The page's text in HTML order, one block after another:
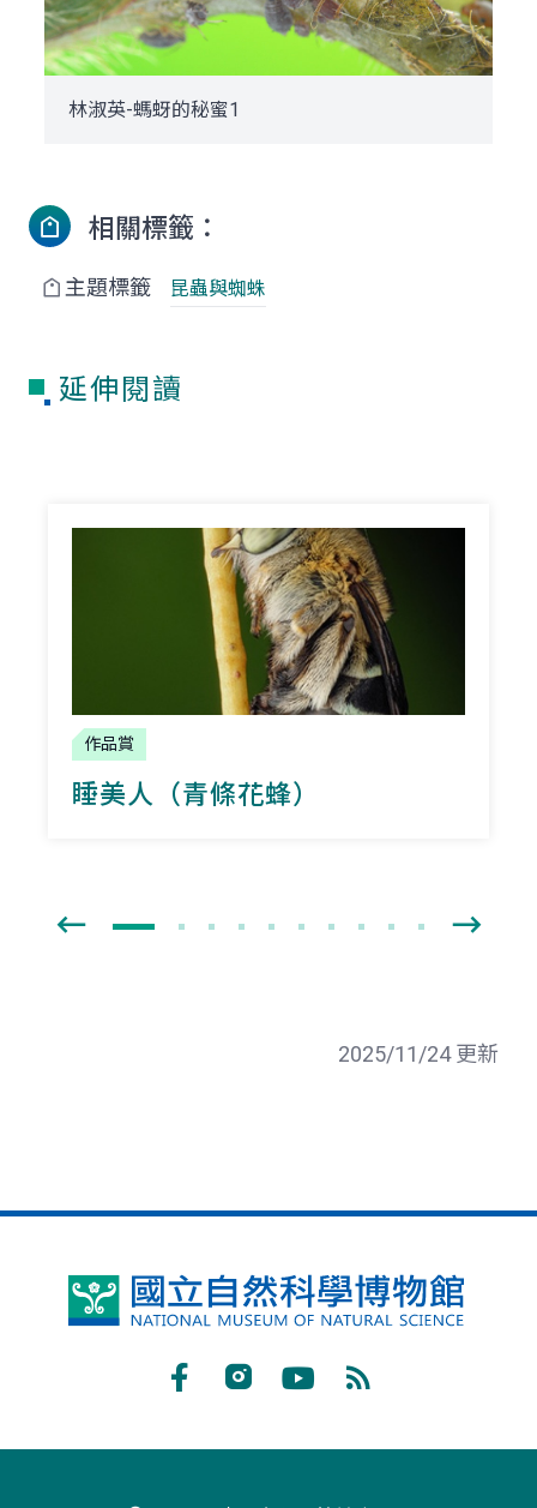
林淑英-螞蚜的秘蜜1
相關標籤：
主題標籤 昆蟲與蜘蛛
延伸閱讀
作品賞
睡美人（青條花蜂）
2025/11/24 更新
國